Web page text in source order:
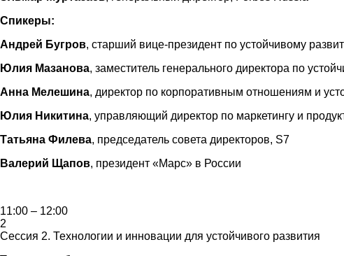
Спикеры:
Андрей Бугров, старший вице-президент по устойчивому
Юлия Мазанова, заместитель генерального директора по
Анна Мелешина, директор по корпоративным отношениям и
Юлия Никитина, управляющий директор по маркетингу и
Татьяна Филева, председатель совета директоров, S7
Валерий Щапов, президент «Марс» в России
11:00 – 12:00
2
Сессия 2. Технологии и инновации для устойчивого развития